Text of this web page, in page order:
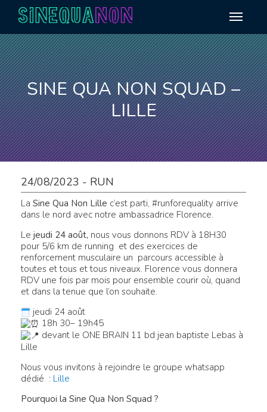
Aller au contenu
SINE QUA NON SQUAD –
LILLE
24/08/2023 - RUN
La Sine Qua Non Lille c’est parti, #runforequality arrive
dans le nord avec notre ambassadrice Florence.
Le jeudi 24 août, nous vous donnons RDV à 18H30
pour 5/6 km de running et des exercices de
renforcement musculaire un parcours accessible à
toutes et tous et tous niveaux. Florence vous donnera
RDV une fois par mois pour ensemble courir où, quand
et dans la tenue que l’on souhaite.
jeudi 24 août
18h 30– 19h45
devant le ONE BRAIN 11 bd jean baptiste Lebas à
Lille
Nous vous invitons à rejoindre le groupe whatsapp
dédié : Lille
Pourquoi la Sine Qua Non Squad ?